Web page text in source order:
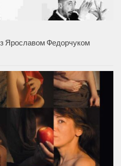
Ярославом Федорчуком